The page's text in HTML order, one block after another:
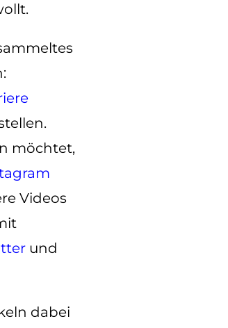
möchtet,
Videos
und
dabei